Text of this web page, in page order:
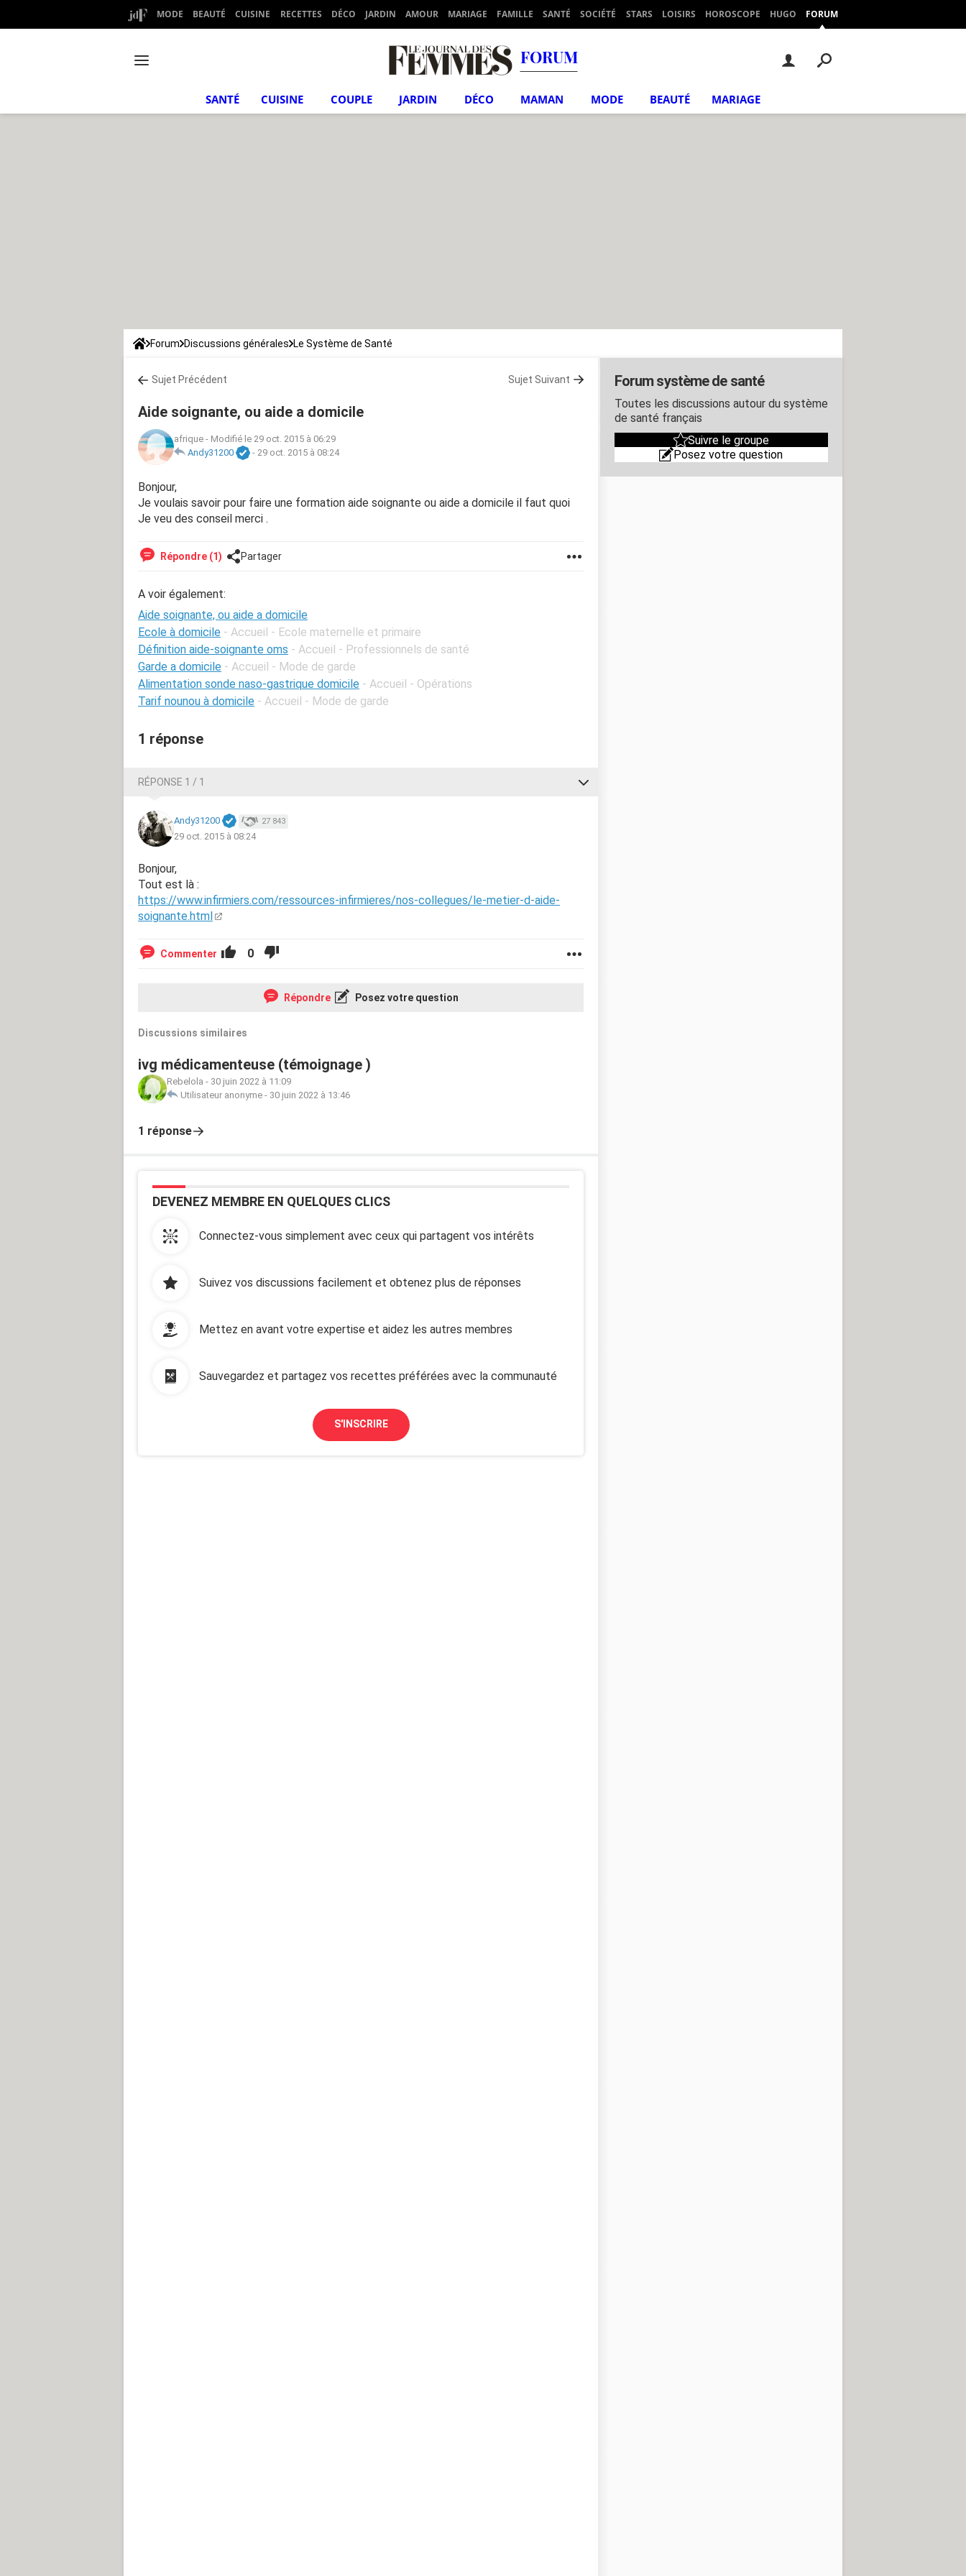
MODE BEAUTÉ CUISINE RECETTES DÉCO JARDIN AMOUR MARIAGE FAMILLE SANTÉ SOCIÉTÉ STARS LOISIRS HOROSCOPE HUGO FORUM
FORUM
SANTÉ CUISINE COUPLE JARDIN DÉCO MAMAN MODE BEAUTÉ MARIAGE
Forum Discussions générales Le Système de Santé
Sujet Précédent Sujet Suivant
Aide soignante, ou aide a domicile
afrique - Modifié le 29 oct. 2015 à 06:29
Andy31200
- 29 oct. 2015 à 08:24
Bonjour,
Je voulais savoir pour faire une formation aide soignante ou aide a domicile il faut quoi
Je veu des conseil merci .
Répondre (1) Partager
A voir également:
Aide soignante, ou aide a domicile
Ecole à domicile - Accueil - Ecole maternelle et primaire
Définition aide-soignante oms - Accueil - Professionnels de santé
Garde a domicile - Accueil - Mode de garde
Alimentation sonde naso-gastrique domicile - Accueil - Opérations
Tarif nounou à domicile - Accueil - Mode de garde
1 réponse
RÉPONSE 1 / 1
Andy31200 27 843
29 oct. 2015 à 08:24
Bonjour,
Tout est là :
https://www.infirmiers.com/ressources-infirmieres/nos-collegues/le-metier-d-aide-
soignante.html
Commenter 0
Répondre Posez votre question
Discussions similaires
ivg médicamenteuse (témoignage )
Rebelola - 30 juin 2022 à 11:09
Utilisateur anonyme - 30 juin 2022 à 13:46
1 réponse
DEVENEZ MEMBRE EN QUELQUES CLICS
Connectez-vous simplement avec ceux qui partagent vos intérêts
Suivez vos discussions facilement et obtenez plus de réponses
Mettez en avant votre expertise et aidez les autres membres
Sauvegardez et partagez vos recettes préférées avec la communauté
S'INSCRIRE
Forum système de santé
Toutes les discussions autour du système
de santé français
Suivre le groupe
Posez votre question